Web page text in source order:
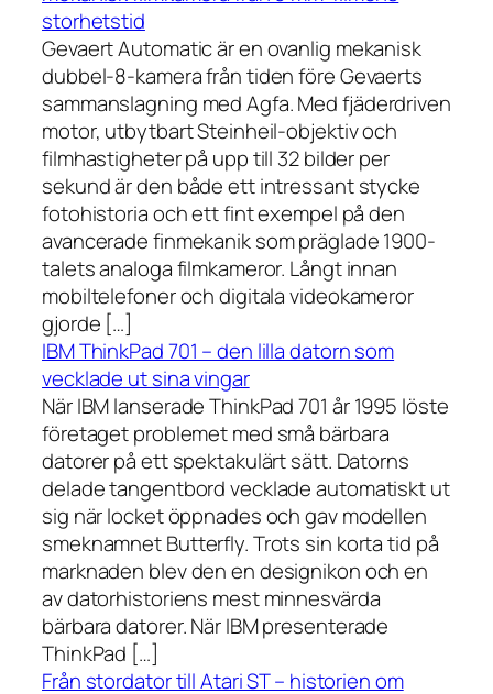
storhetstid
Gevaert Automatic är en ovanlig mekanisk
dubbel-8-kamera från tiden före Gevaerts
sammanslagning med Agfa. Med fjäderdriven
motor, utbytbart Steinheil-objektiv och
filmhastigheter på upp till 32 bilder per
sekund är den både ett intressant stycke
fotohistoria och ett fint exempel på den
avancerade finmekanik som präglade 1900-
talets analoga filmkameror. Långt innan
mobiltelefoner och digitala videokameror
gjorde […]
IBM ThinkPad 701 – den lilla datorn som
vecklade ut sina vingar
När IBM lanserade ThinkPad 701 år 1995 löste
företaget problemet med små bärbara
datorer på ett spektakulärt sätt. Datorns
delade tangentbord vecklade automatiskt ut
sig när locket öppnades och gav modellen
smeknamnet Butterfly. Trots sin korta tid på
marknaden blev den en designikon och en
av datorhistoriens mest minnesvärda
bärbara datorer. När IBM presenterade
ThinkPad […]
Från stordator till Atari ST – historien om